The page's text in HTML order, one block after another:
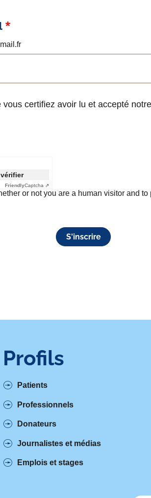
vous certifiez avoir lu et accepté
FriendlyCaptcha ⇗
or not you are a human visitor and
S'inscrire
Profils
Patients
Professionnels
Donateurs
Journalistes et médias
Emplois et stages